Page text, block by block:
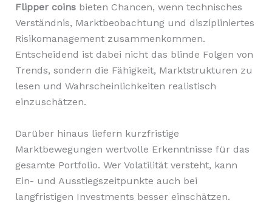
Flipper coinsbieten Chancen, wenn technisches
Verständnis, Marktbeobachtung und diszipliniertes
Risikomanagement zusammenkommen.
Entscheidend ist dabei nicht das blinde Folgen von
Trends, sondern die Fähigkeit, Marktstrukturen zu
lesen und Wahrscheinlichkeiten realistisch
einzuschätzen.
Darüber hinaus liefern kurzfristige
Marktbewegungen wertvolle Erkenntnisse für das
gesamte Portfolio. Wer Volatilität versteht, kann
Ein- und Ausstiegszeitpunkte auch bei
langfristigen Investments besser einschätzen.